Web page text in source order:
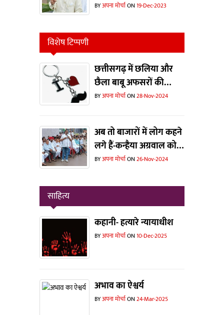
दिखाओ...भाजपा ने चुनाव
का इस्तेमाल किया- मोहम्मद
BYअपना मोर्चाON19-Dec-2023
विशेष टिप्पणी
छत्तीसगढ़ में छलिया और
छैला बाबू अफसरों की
भरमार !
BYअपना मोर्चाON28-Nov-2024
अब तो बाजारों में लोग कहने
लगे हैं-कन्हैया अग्रवाल को
टिकट मिलती तो जीत जाते !
BYअपना मोर्चाON26-Nov-2024
साहित्य
कहानी- हत्यारे न्यायाधीश
BYअपना मोर्चाON10-Dec-2025
अभाव का ऐश्वर्य
BYअपना मोर्चाON24-Mar-2025